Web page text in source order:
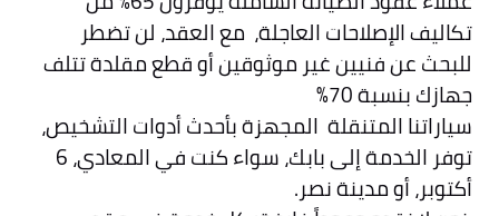
تكاليف الإصلاحات العاجلة، مع العقد، لن تضطر
للبحث عن فنيين غير موثوقين أو قطع مقلدة تتلف
جهازك بنسبة 70%
سياراتنا المتنقلة المجهزة بأحدث أدوات التشخيص،
توفر الخدمة إلى بابك، سواء كنت في المعادي، 6
أكتوبر، أو مدينة نصر.